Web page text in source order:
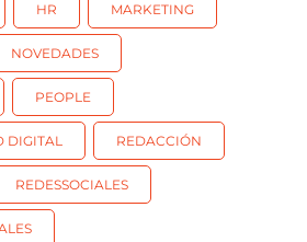
HR MARKETING
NOVEDADES
PEOPLE
DIGITAL REDACCIÓN
REDESSOCIALES